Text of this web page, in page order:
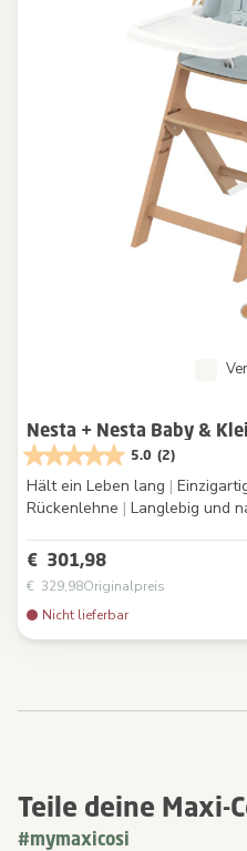
Nesta + Nesta Baby &
5.0 (2)
Hält ein Leben lang |
Rückenlehne | Langlebig und
€ 301,98
€ 329,98Originalpreis
Nicht lieferbar
Teile deine Maxi-
#mymaxicosi